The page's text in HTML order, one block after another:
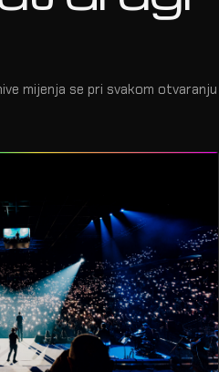
mijenja se pri svakom otvaranju